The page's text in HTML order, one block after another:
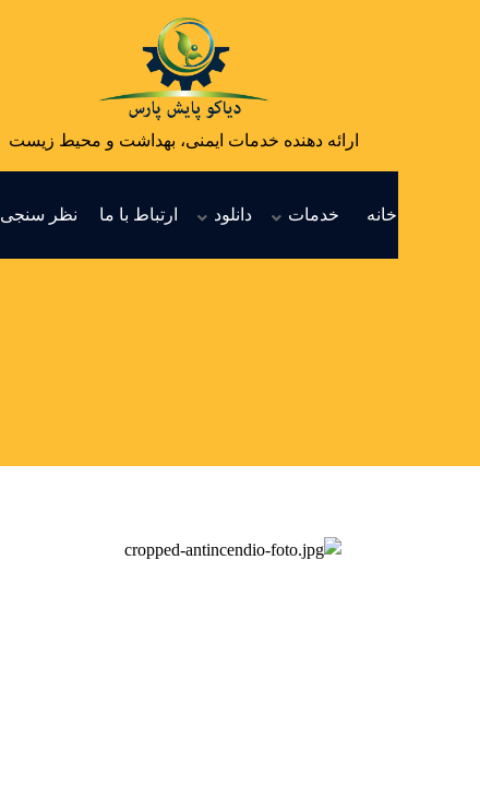
ارائه دهنده خدمات ایمنی، بهداشت و محیط زیست
خانه خدمات دانلود ارتباط با ما نظر سنجی